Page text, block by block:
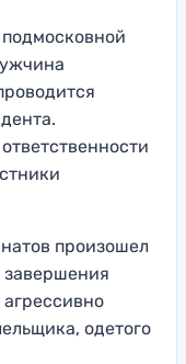
произошел
завершения
одетого